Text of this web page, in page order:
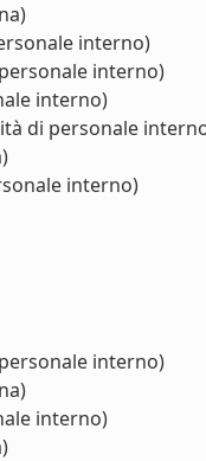
interno)
interno)
interno)
di personale
interno)
interno)
interno)